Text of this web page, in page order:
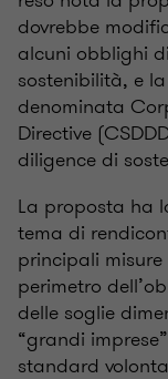
dovrebbe
alcuni obblighi
sostenibilità, e
denominata
Directive
diligence di
La proposta ha
tema di
principali
perimetro
delle soglie
“grandi
standard